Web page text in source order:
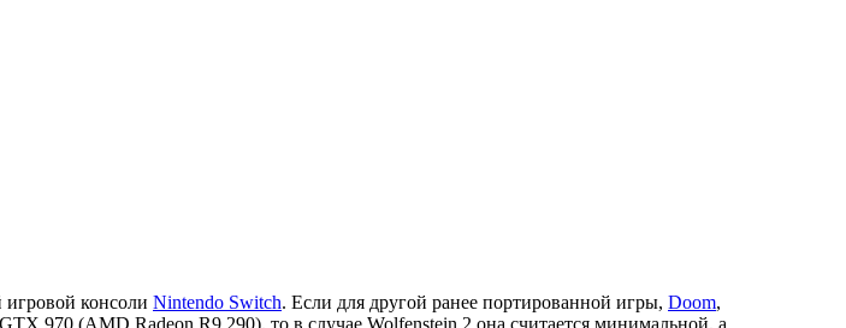
консоли Nintendo Switch. Если для другой ранее портированной игры, Doom,
970 (AMD Radeon R9 290), то в случае Wolfenstein 2 она считается минимальной, а